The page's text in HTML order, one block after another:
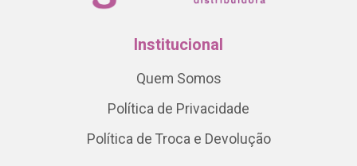
Institucional
Quem Somos
Política de Privacidade
Política de Troca e Devolução